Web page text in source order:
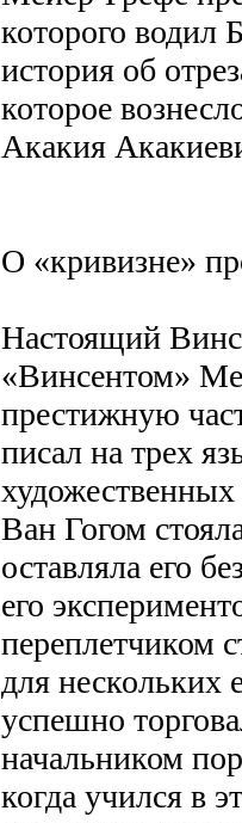
которого водил
история об
которое
Акакия
О «кривизне»
Настоящий
«Винсентом»
престижную
писал на трех
Ван Гогом
оставляла его
его
переплетчиком
для нескольких
успешно
начальником
когда учился в